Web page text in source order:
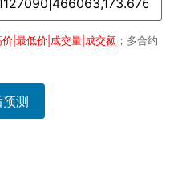
|最低价|成交量|成交额 ；多合约
测